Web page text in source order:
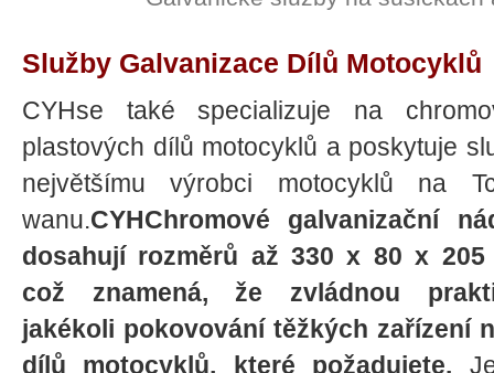
Služby Galvanizace Dílů Motocyklů
CYHse také specializuje na
plastových dílů motocyklů a poskytuje
největšímu výrobci motocyklů na
wanu.CYHChromové galvanizační
dosahují rozměrů až 330 x 80 x 205
což znamená, že zvládnou
jakékoli pokovování těžkých zařízení
dílů motocyklů, které požadujete.